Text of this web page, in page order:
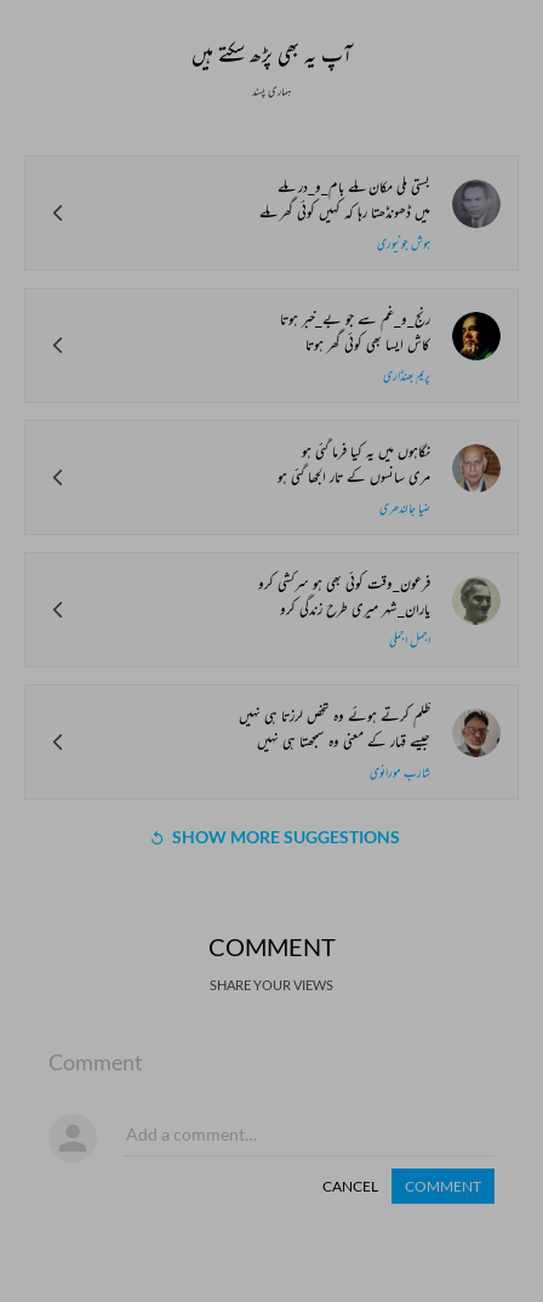
آپ یہ بھی پڑھ سکتے ہیں
ہماری پسند
بستی ملی مکان ملے بام_و_در ملے
میں ڈھونڈھتا رہا کہ کہیں کوئی گھر ملے
ہوش جونپوری
رنج_و_غم سے جو بے_خبر ہوتا
کاش ایسا بھی کوئی گھر ہوتا
پریم بھنڈاری
نگاہوں میں یہ کیا فرما گئی ہو
مری سانسوں کے تار الجھا گئی ہو
ضیا جالندھری
فرعون_وقت کوئی بھی ہو سرکشی کرو
یاران_شہر میری طرح زندگی کرو
اجمل اجملی
ظلم کرتے ہوئے وہ شخص لرزتا ہی نہیں
جیسے قہار کے معنی وہ سمجھتا ہی نہیں
شارب مورانوی
SHOW MORE SUGGESTIONS
COMMENT
SHARE YOUR VIEWS
Comment
CANCEL COMMENT